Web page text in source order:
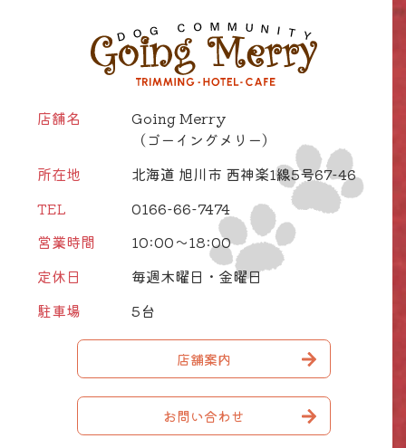
店舗名
Going Merry
（ゴーイングメリー）
所在地
北海道 旭川市 西神楽1線5号67-46
TEL
0166-66-7474
営業時間
10:00～18:00
定休日
毎週木曜日・金曜日
駐車場
5台
店舗案内
お問い合わせ